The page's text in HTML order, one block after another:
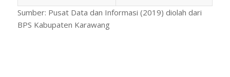
Sumber: Pusat Data dan Informasi (2019) diolah dari
BPS Kabupaten Karawang